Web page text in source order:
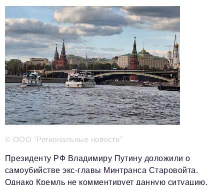
Телефон редакции:+7 495 727-01-67
Электронные почты редакции:
Информационный отдел
info@business-magazine.online
Отдел рекламы
reklama@business-magazine.online
Отдел распространения/редакционная подписка
podpiska@business-magazine.online
Отдел по работе с партнерами
© ООО "Региональные новости"
Президенту РФ Владимиру Путину доложили о
самоубийстве экс-главы Минтранса Старовойта.
Однако Кремль не комментирует данную ситуацию.